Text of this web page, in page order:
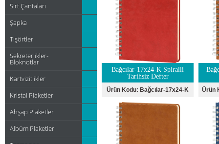
Sırt Çantaları
Şapka
Tişörtler
Sekreterlikler-
Bloknotlar
Kartvizitlikler
Kristal Plaketler
Ahşap Plaketler
Albüm Plaketler
Bağcılar-17x24-K Spiralli
Tarihsiz Defter
Ürün Kodu: Bağcılar-17x24-K Ürün